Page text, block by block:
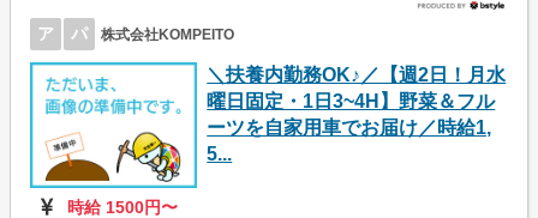
ア パ 株式会社KOMPEITO
＼扶養内勤務OK♪／【週2日！月水
曜日固定・1日3~4H】野菜＆フル
ーツを自家用車でお届け／時給1,
5...
時給 1500円〜